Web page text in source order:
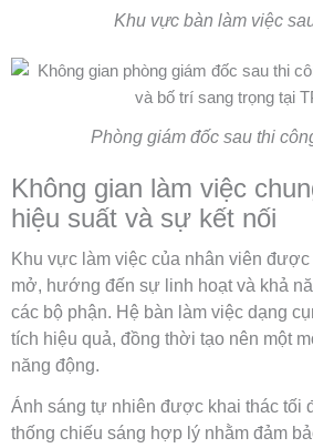
Khu vực bàn làm việc
Phòng giám đốc sau thi
Không gian làm việc
hiệu suất và sự kết nối
Khu vực làm việc của nhân viên
mở, hướng đến sự linh hoạt và khả
các bộ phận. Hệ bàn làm việc dạng
tích hiệu quả, đồng thời tạo nên một
năng động.
Ánh sáng tự nhiên được khai thác tối
thống chiếu sáng hợp lý nhằm đảm